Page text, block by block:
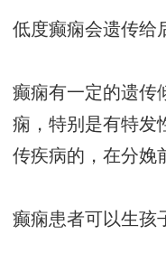
低度癫痫会遗传给
癫痫有一定的遗传
痫，特别是有特发
传疾病的，在分娩
癫痫患者可以生孩